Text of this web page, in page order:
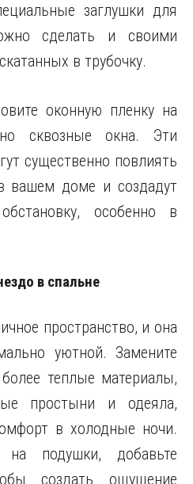
заглушки для
сделать и своими
в трубочку.
оконную пленку на
сквозные окна. Эти
существенно повлиять
вашем доме и создадут
особенно в
в спальне
пространство, и она
уютной. Замените
теплые материалы,
простыни и одеяла,
в холодные ночи.
на подушки, добавьте
создать ощущение